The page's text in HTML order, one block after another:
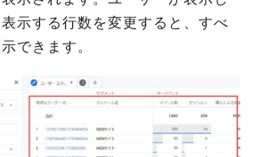
示する行数を変更すると、すべ
できます。